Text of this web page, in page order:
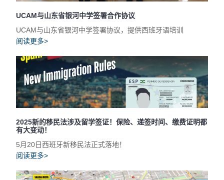
UCAM与山东省银河中学签署合作协议
UCAM与山东省银河中学签署协议，提供西班牙语培训
阅读更多>
2025新的移民法涉及留学签证！保险、递签时间、缴费证明都
有大变动！
5月20日西班牙新移民法正式落地！
阅读更多>